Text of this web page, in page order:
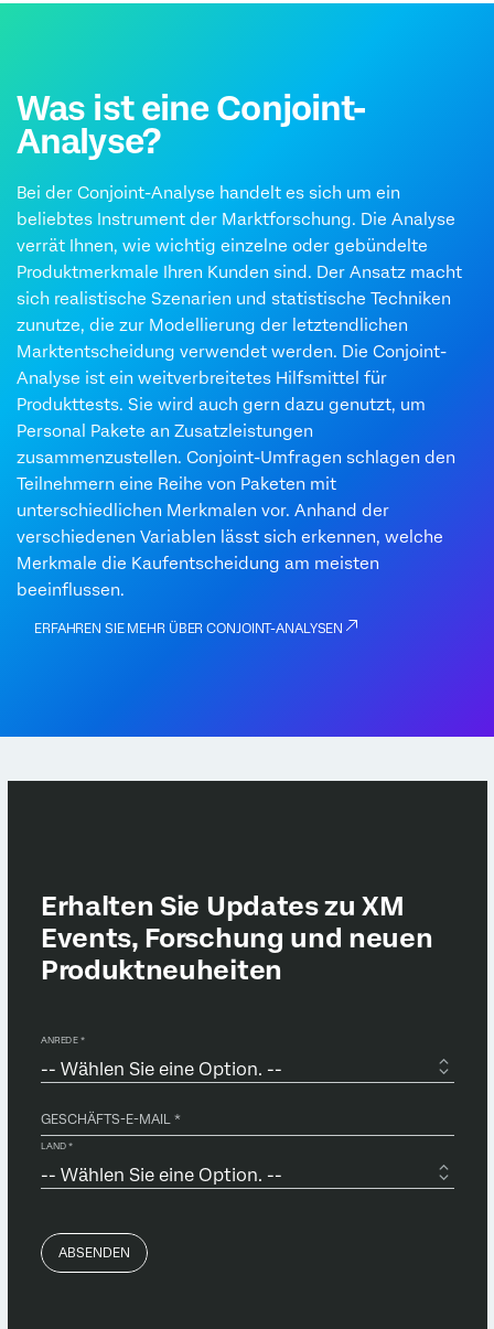
Was ist eine Conjoint-
Analyse?
Bei der Conjoint-Analyse handelt es sich um ein
beliebtes Instrument der Marktforschung. Die Analyse
verrät Ihnen, wie wichtig einzelne oder gebündelte
Produktmerkmale Ihren Kunden sind. Der Ansatz macht
sich realistische Szenarien und statistische Techniken
zunutze, die zur Modellierung der letztendlichen
Marktentscheidung verwendet werden. Die Conjoint-
Analyse ist ein weitverbreitetes Hilfsmittel für
Produkttests. Sie wird auch gern dazu genutzt, um
Personal Pakete an Zusatzleistungen
zusammenzustellen. Conjoint-Umfragen schlagen den
Teilnehmern eine Reihe von Paketen mit
unterschiedlichen Merkmalen vor. Anhand der
verschiedenen Variablen lässt sich erkennen, welche
Merkmale die Kaufentscheidung am meisten
beeinflussen.
ERFAHREN SIE MEHR ÜBER CONJOINT-ANALYSEN